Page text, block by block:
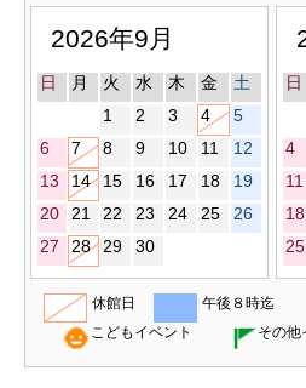
2026年9月
日 月 火 水 木 金
土
1
2 3 4
5
6
7 8 9 10 11
12
13
14 15 16 17 18
19
20
21 22 23 24 25
26
27
28 29 30
日
4
11
18
25
休館日 午後８時迄
こどもイベント
その他